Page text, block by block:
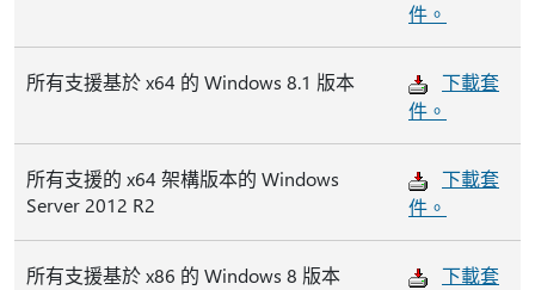
件。
所有支援基於 x64 的 Windows 8.1 版本
下載套
件。
所有支援的 x64 架構版本的 Windows
Server 2012 R2
下載套
件。
所有支援基於 x86 的 Windows 8 版本
下載套